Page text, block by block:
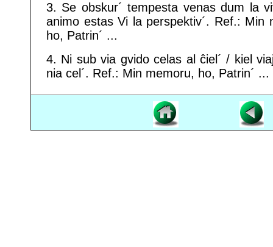
3. Se obskur´ tempesta venas dum la
animo estas Vi la perspektiv´. Ref.: Min
ho, Patrin´ ...
4. Ni sub via gvido celas al ĉiel´ / kiel
nia cel´. Ref.: Min memoru, ho, Patrin´ ...